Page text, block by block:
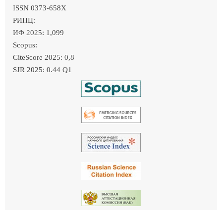
ISSN 0373-658X
РИНЦ:
ИФ 2025: 1,099
Scopus:
CiteScore 2025: 0,8
SJR 2025: 0.44 Q1